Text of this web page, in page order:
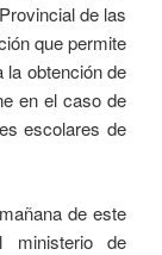
de las
que permite
la obtención de
en el caso de
escolares de
de este
ministerio de